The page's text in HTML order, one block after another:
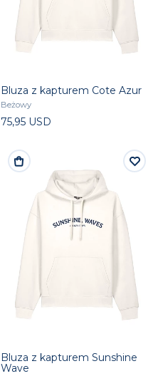
Bluza z kapturem Cote Azur
Beżowy
75,95 USD
Bluza z kapturem Sunshine
Wave